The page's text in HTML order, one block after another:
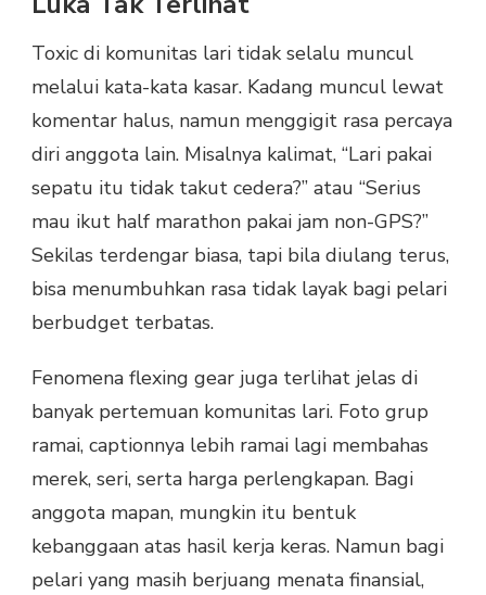
Toxic di komunitas lari tidak selalu muncul
melalui kata-kata kasar. Kadang muncul lewat
komentar halus, namun menggigit rasa percaya
diri anggota lain. Misalnya kalimat, “Lari pakai
sepatu itu tidak takut cedera?” atau “Serius
mau ikut half marathon pakai jam non-GPS?”
Sekilas terdengar biasa, tapi bila diulang terus,
bisa menumbuhkan rasa tidak layak bagi pelari
berbudget terbatas.
Fenomena flexing gear juga terlihat jelas di
banyak pertemuan komunitas lari. Foto grup
ramai, captionnya lebih ramai lagi membahas
merek, seri, serta harga perlengkapan. Bagi
anggota mapan, mungkin itu bentuk
kebanggaan atas hasil kerja keras. Namun bagi
pelari yang masih berjuang menata finansial,